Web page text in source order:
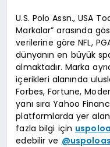
U.S. Polo Assn., USA
Markalar” arasında
verilerine göre NFL,
dünyanın en büyük
almaktadır. Marka
içerikleri alanında
Forbes, Fortune,
yanı sıra Yahoo
platformlarda yer alan
fazla bilgi için
edebilir ve